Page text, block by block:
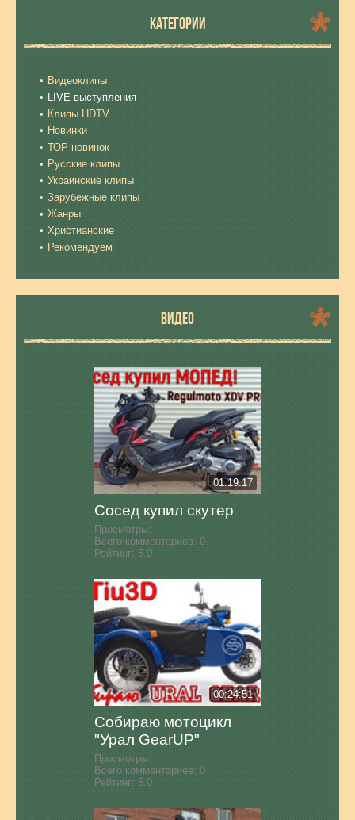
КАТЕГОРИИ
Видеоклипы
LIVE выступления
Клипы HDTV
Новинки
ТОР новинок
Русские клипы
Украинские клипы
Зарубежные клипы
Жанры
Христианские
Рекомендуем
ВИДЕО
01:19:17
Сосед купил скутер
Просмотры:
Всего комментариев: 0
Рейтинг: 5.0
00:24:51
Собираю мотоцикл
"Урал GearUP"
Просмотры:
Всего комментариев: 0
Рейтинг: 5.0